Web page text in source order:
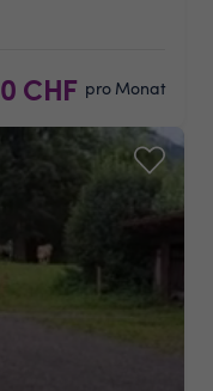
0 CHF pro Monat